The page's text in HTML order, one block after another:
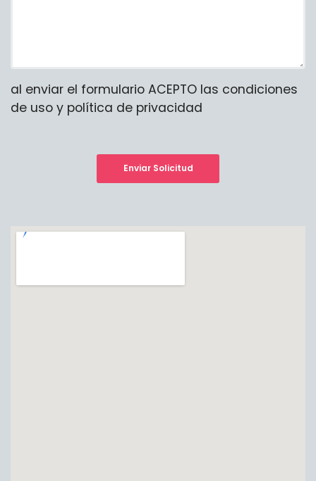
al enviar el formulario ACEPTO las condiciones
de uso y política de privacidad
Enviar Solicitud